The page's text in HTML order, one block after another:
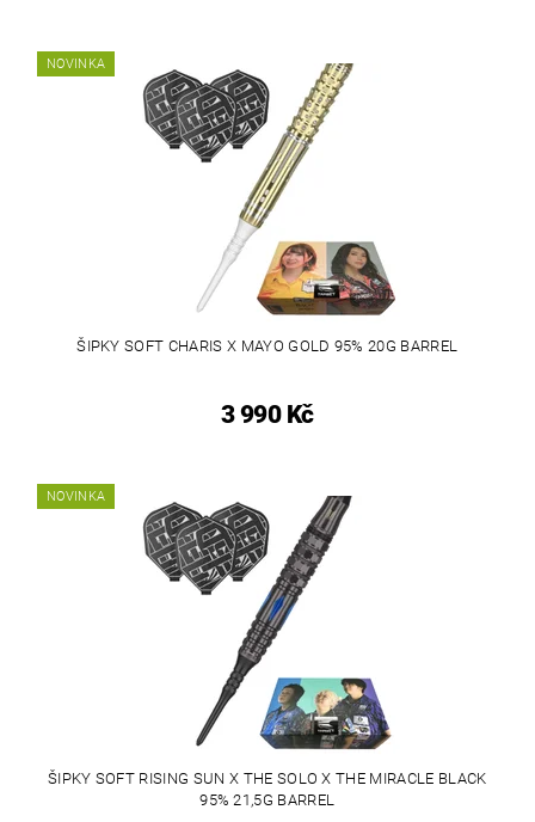
NOVINKA
ŠIPKY SOFT CHARIS X MAYO GOLD 95% 20G BARREL
3 990 Kč
NOVINKA
ŠIPKY SOFT RISING SUN X THE SOLO X THE MIRACLE BLACK
95% 21,5G BARREL